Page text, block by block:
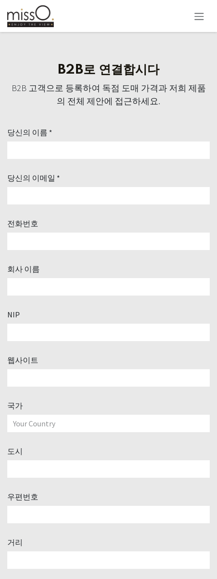
콘텐츠로 건너뛰기
B2B로 연결합시다
B2B 고객으로 등록하여 독점 도매 가격과 저희 제품
의 전체 제안에 접근하세요.
당신의 이름 *
당신의 이메일 *
전화번호
회사 이름
NIP
웹사이트
국가
도시
우편번호
거리